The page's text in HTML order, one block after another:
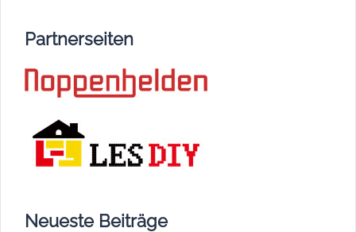
Partnerseiten
Neueste Beiträge